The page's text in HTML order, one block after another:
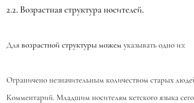
2.2. Возрастная структура носителей.
Для возрастной структуры можем указывать одно из:
Ограничено незначительным количеством старых
Комментарий. Младшим носителям кетского языка